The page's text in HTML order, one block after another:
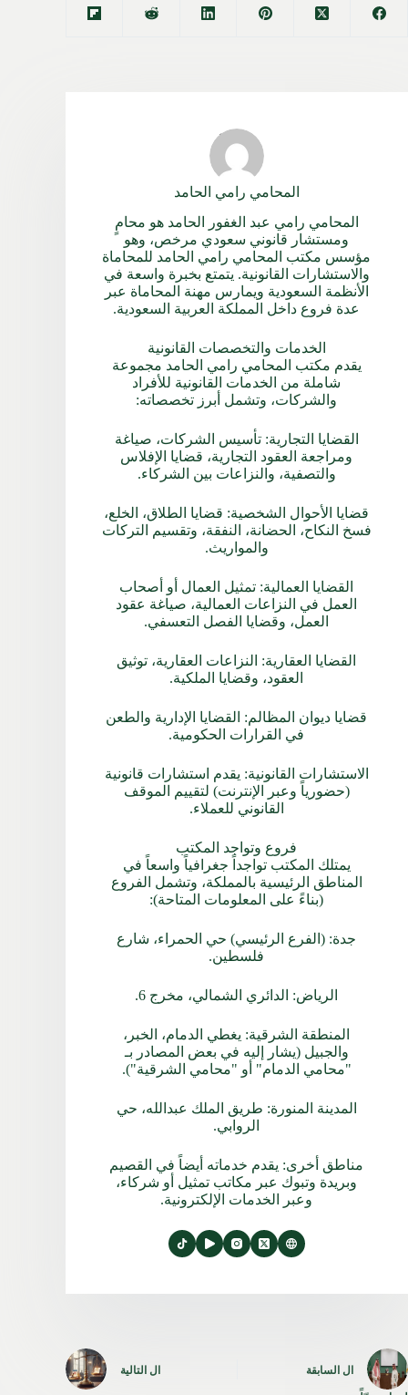
المحامي رامي الحامد
المحامي رامي عبد الغفور الحامد هو محامٍ
ومستشار قانوني سعودي مرخص، وهو
مؤسس مكتب المحامي رامي الحامد للمحاماة
والاستشارات القانونية. يتمتع بخبرة واسعة في
الأنظمة السعودية ويمارس مهنة المحاماة عبر
عدة فروع داخل المملكة العربية السعودية.
الخدمات والتخصصات القانونية
يقدم مكتب المحامي رامي الحامد مجموعة
شاملة من الخدمات القانونية للأفراد
والشركات، وتشمل أبرز تخصصاته:
القضايا التجارية: تأسيس الشركات، صياغة
ومراجعة العقود التجارية، قضايا الإفلاس
والتصفية، والنزاعات بين الشركاء.
قضايا الأحوال الشخصية: قضايا الطلاق، الخلع،
فسخ النكاح، الحضانة، النفقة، وتقسيم التركات
والمواريث.
القضايا العمالية: تمثيل العمال أو أصحاب
العمل في النزاعات العمالية، صياغة عقود
العمل، وقضايا الفصل التعسفي.
القضايا العقارية: النزاعات العقارية، توثيق
العقود، وقضايا الملكية.
قضايا ديوان المظالم: القضايا الإدارية والطعن
في القرارات الحكومية.
الاستشارات القانونية: يقدم استشارات قانونية
(حضورياً وعبر الإنترنت) لتقييم الموقف
القانوني للعملاء.
فروع وتواجد المكتب
يمتلك المكتب تواجداً جغرافياً واسعاً في
المناطق الرئيسية بالمملكة، وتشمل الفروع
(بناءً على المعلومات المتاحة):
جدة: (الفرع الرئيسي) حي الحمراء، شارع
فلسطين.
الرياض: الدائري الشمالي، مخرج 6.
المنطقة الشرقية: يغطي الدمام، الخبر،
والجبيل (يشار إليه في بعض المصادر بـ
"محامي الدمام" أو "محامي الشرقية").
المدينة المنورة: طريق الملك عبدالله، حي
الروابي.
مناطق أخرى: يقدم خدماته أيضاً في القصيم
وبريدة وتبوك عبر مكاتب تمثيل أو شركاء،
وعبر الخدمات الإلكترونية.
ال السابقة ال التالية